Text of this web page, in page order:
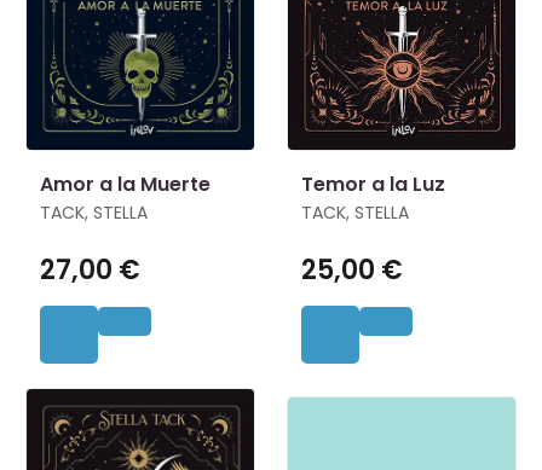
Amor a la Muerte
TACK, STELLA
27,00 €
Temor a la Luz
TACK, STELLA
25,00 €